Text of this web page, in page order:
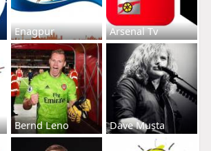
Enagpur Arsenal Tv
Bernd Leno Dave Musta